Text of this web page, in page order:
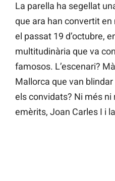
La parella ha segellat
que ara han convertit
el passat 19 d’octubre,
multitudinària que va
famosos. L’escenari?
Mallorca que van
els convidats? Ni més ni
emèrits, Joan Carles I i